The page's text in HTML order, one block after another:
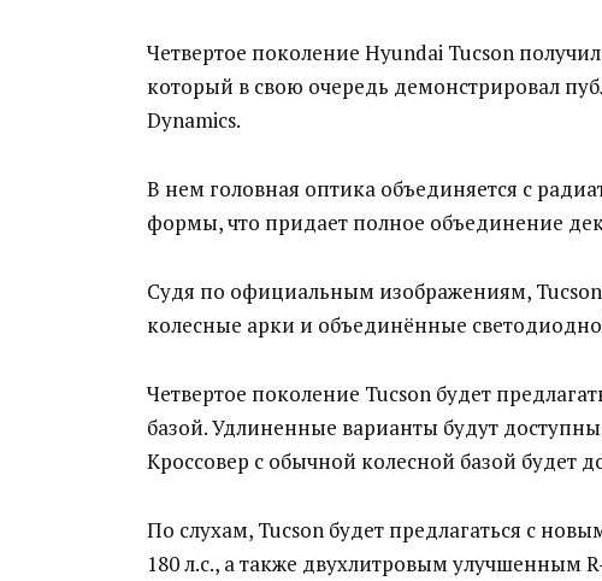
Четвертое поколение Hyundai Tucson
который в свою очередь демонстрировал
Dynamics.
В нем головная оптика объединяется с
формы, что придает полное объединение
Судя по официальным изображениям,
колесные арки и объединённые
Четвертое поколение Tucson будет
базой. Удлиненные варианты будут
Кроссовер с обычной колесной базой будет
По слухам, Tucson будет предлагаться с
180 л.с., а также двухлитровым улучшенным